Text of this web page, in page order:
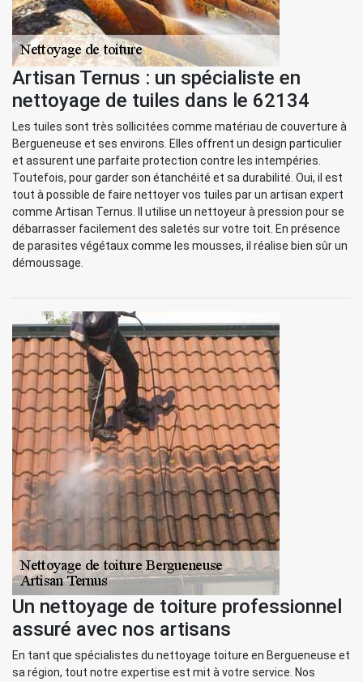
Artisan Ternus : un spécialiste en
nettoyage de tuiles dans le 62134
Les tuiles sont très sollicitées comme matériau de couverture à
Bergueneuse et ses environs. Elles offrent un design particulier
et assurent une parfaite protection contre les intempéries.
Toutefois, pour garder son étanchéité et sa durabilité. Oui, il est
tout à possible de faire nettoyer vos tuiles par un artisan expert
comme Artisan Ternus. Il utilise un nettoyeur à pression pour se
débarrasser facilement des saletés sur votre toit. En présence
de parasites végétaux comme les mousses, il réalise bien sûr un
démoussage.
Un nettoyage de toiture professionnel
assuré avec nos artisans
En tant que spécialistes du nettoyage toiture en Bergueneuse et
sa région, tout notre expertise est mit à votre service. Nos